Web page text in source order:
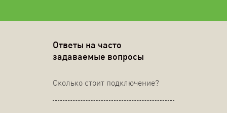
Ответы на часто
задаваемые вопросы
Сколько стоит подключение?